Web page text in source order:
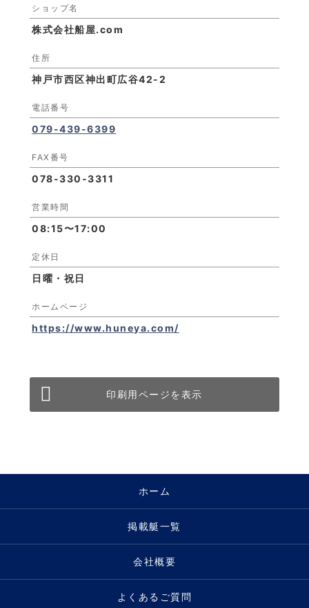
ショップ名
株式会社船屋.com
住所
神戸市西区神出町広谷42-2
電話番号
079-439-6399
FAX番号
078-330-3311
営業時間
08:15〜17:00
定休日
日曜・祝日
ホームページ
https://www.huneya.com/
印刷用ページを表示
ホーム
掲載艇一覧
会社概要
よくあるご質問